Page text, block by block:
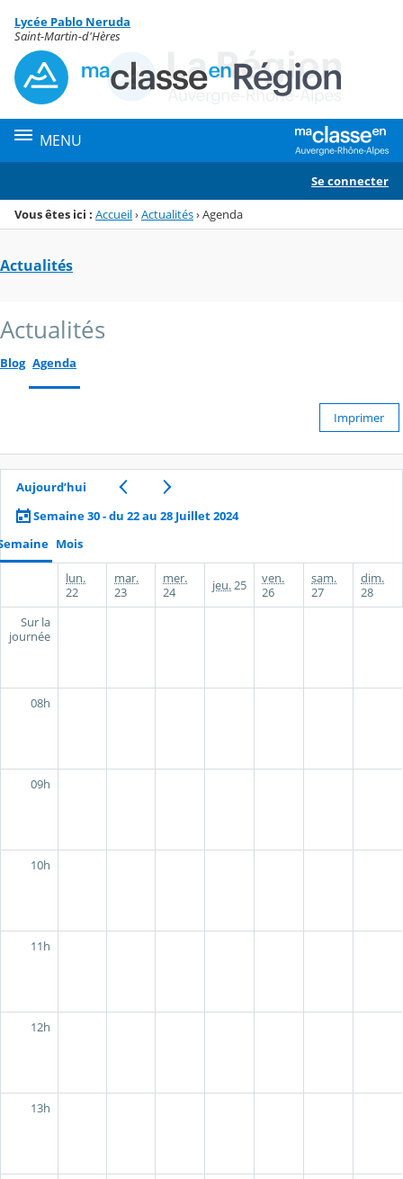
Menu de la rubrique
Contenu
Lycée Pablo Neruda
Saint-Martin-d'Hères
MENU
Se connecter
Vous êtes ici : Accueil›Actualités›Agenda
Actualités
Actualités
Blog Agenda
Imprimer
Aujourd’hui
Semaine 30 - du 22 au 28 Juillet 2024
Mois
lun.
22
mar.
23
mer.
24
jeu. 25
ven.
26
sam.
27
dim.
28
Sur la
journée
08h
09h
10h
11h
12h
13h